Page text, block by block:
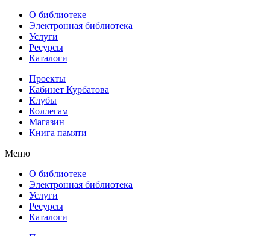
О библиотеке
Электронная библиотека
Услуги
Ресурсы
Каталоги
Проекты
Кабинет Курбатова
Клубы
Коллегам
Магазин
Книга памяти
Меню
О библиотеке
Электронная библиотека
Услуги
Ресурсы
Каталоги